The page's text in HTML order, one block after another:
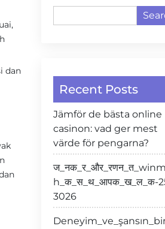
dan
Recent Posts
Jämför de bästa online
casinon: vad ger mest
värde för pengarna?
h_क_स_थ_आपक_ख_ल_क-
3026